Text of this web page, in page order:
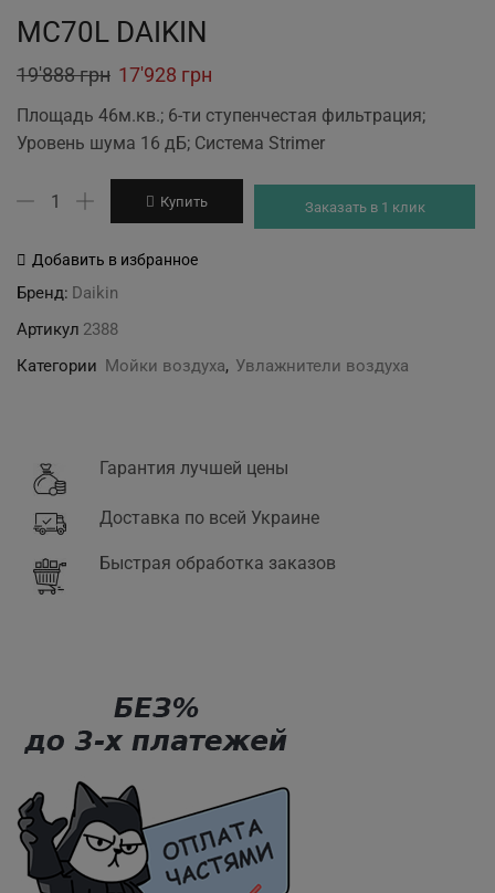
MC70L DAIKIN
19'888грн Original
price
was:
17'928 грн
is:
Площадь 46м.кв.; 6-ти ступенчестая фильтрация;
Уровень шума 16 дБ; Система Strimer
Количество
MC70L
Купить Заказать в 1 клик
Добавить в избранное
Бренд: Daikin
Артикул 2388
Категории Мойки воздуха, Увлажнители воздуха
Гарантия лучшей цены
Доставка по всей Украине
Быстрая обработка заказов